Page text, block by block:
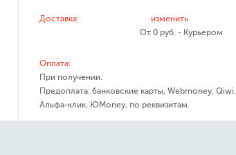
Доставка:
изменить
От 0 руб. - Курьером
Оплата:
При получении.
Предоплата: банковские карты, Webmoney, Qiwi,
Альфа-клик, ЮMoney, по реквизитам.